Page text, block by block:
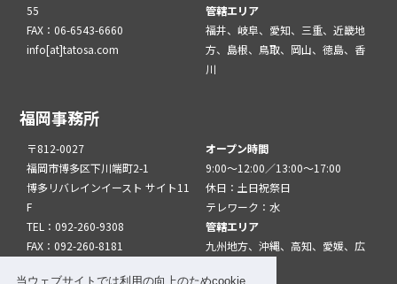
当ウェブサイトでは利用の向上のためcookie
55
FAX：06-6543-6660
info[at]tatosa.com
管轄エリア
福井、岐阜、愛知、三重、近畿地
方、島根、鳥取、岡山、徳島、香
川
福岡事務所
〒812-0027
福岡市博多区下川端町2-1
博多リバレインイースト サイト11
F
TEL：092-260-9308
FAX：092-260-8181
オープン時間
9:00～12:00／13:00～17:00
休日：土日祝祭日
テレワーク：水
管轄エリア
九州地方、沖縄、高知、愛媛、広